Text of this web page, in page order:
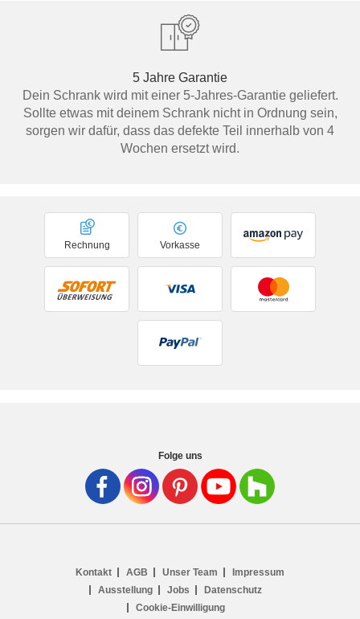
5 Jahre Garantie
Dein Schrank wird mit einer 5-Jahres-Garantie geliefert.
Sollte etwas mit deinem Schrank nicht in Ordnung sein,
sorgen wir dafür, dass das defekte Teil innerhalb von 4
Wochen ersetzt wird.
Vorkasse
Rechnung
Folge uns
Kontakt AGB Unser Team
Impressum
Ausstellung
Jobs
Datenschutz
Cookie-Einwilligung